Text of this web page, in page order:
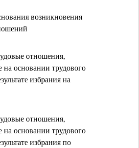
возникновения
отношения,
основании трудового
избрания на
отношения,
основании трудового
избрания по